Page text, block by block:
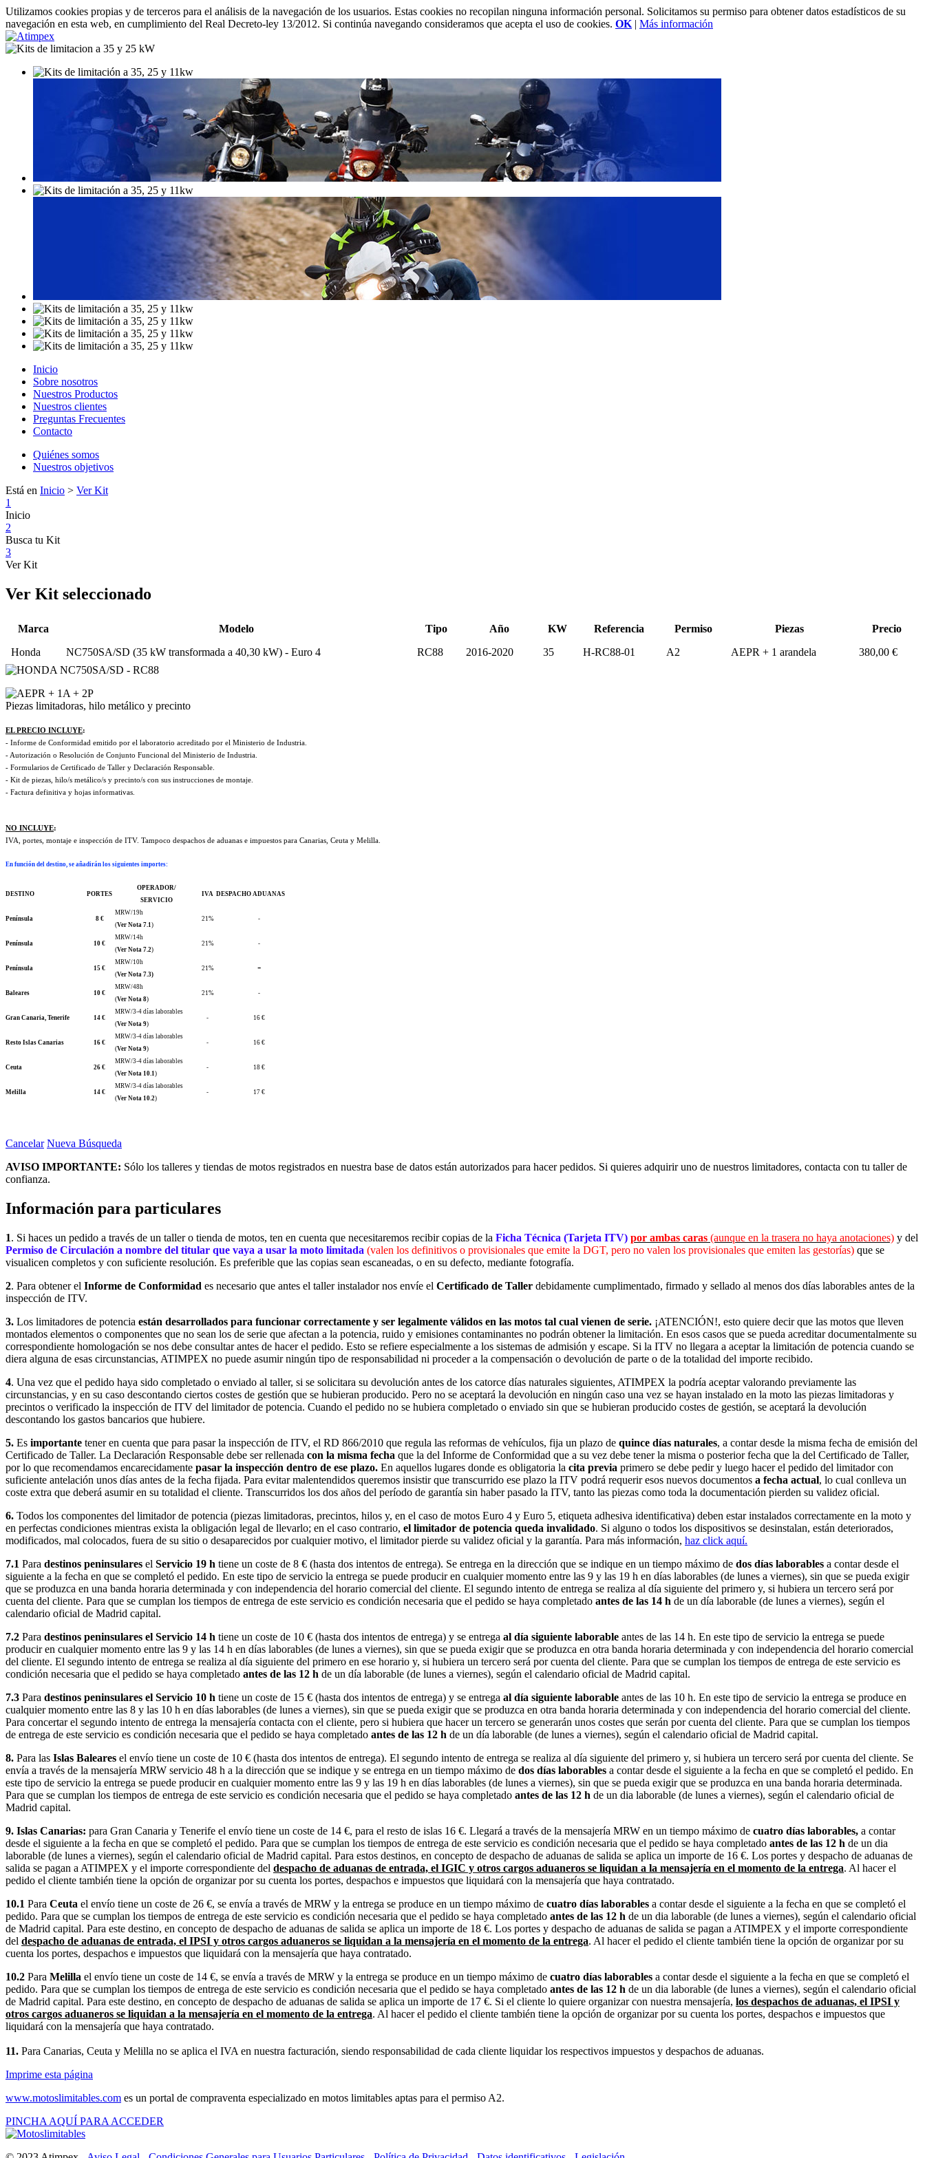
Utilizamos cookies propias y de terceros para el análisis de la navegación de los usuarios. Estas cookies no recopilan ninguna información personal. Solicitamos su permiso para obtener datos estadísticos de su
navegación en esta web, en cumplimiento del Real Decreto-ley 13/2012. Si continúa navegando consideramos que acepta el uso de cookies. OK | Más información
Inicio
Sobre nosotros
Nuestros Productos
Nuestros clientes
Preguntas Frecuentes
Contacto
Quiénes somos
Nuestros objetivos
Está en Inicio > Ver Kit
1
Inicio
2
Busca tu Kit
3
Ver Kit
Ver Kit seleccionado
Marca Modelo Tipo Año KW Referencia Permiso Piezas
Precio
Honda
NC750SA/SD (35 kW transformada a 40,30 kW) - Euro 4 RC88 2016-2020 35 H-RC88-01 A2 AEPR + 1 arandela 380,00 €
Piezas limitadoras, hilo metálico y precinto
EL PRECIO INCLUYE:
- Informe de Conformidad emitido por el laboratorio acreditado por el Ministerio de Industria.
- Autorización o Resolución de Conjunto Funcional del Ministerio de Industria.
- Formularios de Certificado de Taller y Declaración Responsable.
- Kit de piezas, hilo/s metálico/s y precinto/s con sus instrucciones de montaje.
- Factura definitiva y hojas informativas.
NO INCLUYE:
IVA, portes, montaje e inspección de ITV. Tampoco despachos de aduanas e impuestos para Canarias, Ceuta y Melilla.
En función del destino, se añadirán los siguientes importes:
DESTINO PORTES
OPERADOR/
SERVICIO
IVA DESPACHO ADUANAS
Península 8 €
MRW/19h
(Ver Nota 7.1 )
21% -
Península 10 €
MRW/14h
(Ver Nota 7.2)
21% -
Península 15 €
MRW/10h
(Ver Nota 7.3)
21% -
Baleares 10 €
MRW/48h
(Ver Nota 8)
21% -
Gran Canaria, Tenerife 14 €
MRW/3-4 días laborables
(Ver Nota 9)
- 16 €
Resto Islas Canarias 16 €
MRW/3-4 días laborables
(Ver Nota 9)
- 16 €
Ceuta 26 €
MRW/3-4 días laborables
(Ver Nota 10.1 )
- 18 €
Melilla 14 €
MRW/3-4 días laborables
(Ver Nota 10.2)
- 17 €
Cancelar Nueva Búsqueda
AVISO IMPORTANTE: Sólo los talleres y tiendas de motos registrados en nuestra base de datos están autorizados para hacer pedidos. Si quieres adquirir uno de nuestros limitadores, contacta con tu taller de
confianza.
Información para particulares
1. Si haces un pedido a través de un taller o tienda de motos, ten en cuenta que necesitaremos recibir copias de la Ficha Técnica (Tarjeta ITV) por ambas caras (aunque en la trasera no haya anotaciones) y del
Permiso de Circulación a nombre del titular que vaya a usar la moto limitada (valen los definitivos o provisionales que emite la DGT, pero no valen los provisionales que emiten las gestorías) que se
visualicen completos y con suficiente resolución. Es preferible que las copias sean escaneadas, o en su defecto, mediante fotografía.
2. Para obtener el Informe de Conformidad es necesario que antes el taller instalador nos envíe el Certificado de Taller debidamente cumplimentado, firmado y sellado al menos dos días laborables antes de la
inspección de ITV.
3. Los limitadores de potencia están desarrollados para funcionar correctamente y ser legalmente válidos en las motos tal cual vienen de serie. ¡ATENCIÓN!, esto quiere decir que las motos que lleven
montados elementos o componentes que no sean los de serie que afectan a la potencia, ruido y emisiones contaminantes no podrán obtener la limitación. En esos casos que se pueda acreditar documentalmente su
correspondiente homologación se nos debe consultar antes de hacer el pedido. Esto se refiere especialmente a los sistemas de admisión y escape. Si la ITV no llegara a aceptar la limitación de potencia cuando se
diera alguna de esas circunstancias, ATIMPEX no puede asumir ningún tipo de responsabilidad ni proceder a la compensación o devolución de parte o de la totalidad del importe recibido.
4. Una vez que el pedido haya sido completado o enviado al taller, si se solicitara su devolución antes de los catorce días naturales siguientes, ATIMPEX la podría aceptar valorando previamente las
circunstancias, y en su caso descontando ciertos costes de gestión que se hubieran producido. Pero no se aceptará la devolución en ningún caso una vez se hayan instalado en la moto las piezas limitadoras y
precintos o verificado la inspección de ITV del limitador de potencia. Cuando el pedido no se hubiera completado o enviado sin que se hubieran producido costes de gestión, se aceptará la devolución
descontando los gastos bancarios que hubiere.
5. Es importante tener en cuenta que para pasar la inspección de ITV, el RD 866/2010 que regula las reformas de vehículos, fija un plazo de quince días naturales, a contar desde la misma fecha de emisión del
Certificado de Taller. La Declaración Responsable debe ser rellenada con la misma fecha que la del Informe de Conformidad que a su vez debe tener la misma o posterior fecha que la del Certificado de Taller,
por lo que recomendamos encarecidamente pasar la inspección dentro de ese plazo. En aquellos lugares donde es obligatoria la cita previa primero se debe pedir y luego hacer el pedido del limitador con
suficiente antelación unos días antes de la fecha fijada. Para evitar malentendidos queremos insistir que transcurrido ese plazo la ITV podrá requerir esos nuevos documentos a fecha actual, lo cual conlleva un
coste extra que deberá asumir en su totalidad el cliente. Transcurridos los dos años del período de garantía sin haber pasado la ITV, tanto las piezas como toda la documentación pierden su validez oficial.
6. Todos los componentes del limitador de potencia (piezas limitadoras, precintos, hilos y, en el caso de motos Euro 4 y Euro 5, etiqueta adhesiva identificativa) deben estar instalados correctamente en la moto y
en perfectas condiciones mientras exista la obligación legal de llevarlo; en el caso contrario, el limitador de potencia queda invalidado. Si alguno o todos los dispositivos se desinstalan, están deteriorados,
modificados, mal colocados, fuera de su sitio o desaparecidos por cualquier motivo, el limitador pierde su validez oficial y la garantía. Para más información, haz click aquí.
7.1 Para destinos peninsulares el Servicio 19 h tiene un coste de 8 € (hasta dos intentos de entrega). Se entrega en la dirección que se indique en un tiempo máximo de dos días laborables a contar desde el
siguiente a la fecha en que se completó el pedido. En este tipo de servicio la entrega se puede producir en cualquier momento entre las 9 y las 19 h en días laborables (de lunes a viernes), sin que se pueda exigir
que se produzca en una banda horaria determinada y con independencia del horario comercial del cliente. El segundo intento de entrega se realiza al día siguiente del primero y, si hubiera un tercero será por
cuenta del cliente. Para que se cumplan los tiempos de entrega de este servicio es condición necesaria que el pedido se haya completado antes de las 14 h de un día laborable (de lunes a viernes), según el
calendario oficial de Madrid capital.
7.2 Para destinos peninsulares el Servicio 14 h tiene un coste de 10 € (hasta dos intentos de entrega) y se entrega al día siguiente laborable antes de las 14 h. En este tipo de servicio la entrega se puede
producir en cualquier momento entre las 9 y las 14 h en días laborables (de lunes a viernes), sin que se pueda exigir que se produzca en otra banda horaria determinada y con independencia del horario comercial
del cliente. El segundo intento de entrega se realiza al día siguiente del primero en ese horario y, si hubiera un tercero será por cuenta del cliente. Para que se cumplan los tiempos de entrega de este servicio es
condición necesaria que el pedido se haya completado antes de las 12 h de un día laborable (de lunes a viernes), según el calendario oficial de Madrid capital.
7.3 Para destinos peninsulares el Servicio 10 h tiene un coste de 15 € (hasta dos intentos de entrega) y se entrega al día siguiente laborable antes de las 10 h. En este tipo de servicio la entrega se produce en
cualquier momento entre las 8 y las 10 h en días laborables (de lunes a viernes), sin que se pueda exigir que se produzca en otra banda horaria determinada y con independencia del horario comercial del cliente.
Para concertar el segundo intento de entrega la mensajería contacta con el cliente, pero si hubiera que hacer un tercero se generarán unos costes que serán por cuenta del cliente. Para que se cumplan los tiempos
de entrega de este servicio es condición necesaria que el pedido se haya completado antes de las 12 h de un día laborable (de lunes a viernes), según el calendario oficial de Madrid capital.
8. Para las Islas Baleares el envío tiene un coste de 10 € (hasta dos intentos de entrega). El segundo intento de entrega se realiza al día siguiente del primero y, si hubiera un tercero será por cuenta del cliente. Se
envía a través de la mensajería MRW servicio 48 h a la dirección que se indique y se entrega en un tiempo máximo de dos días laborables a contar desde el siguiente a la fecha en que se completó el pedido. En
este tipo de servicio la entrega se puede producir en cualquier momento entre las 9 y las 19 h en días laborables (de lunes a viernes), sin que se pueda exigir que se produzca en una banda horaria determinada.
Para que se cumplan los tiempos de entrega de este servicio es condición necesaria que el pedido se haya completado antes de las 12 h de un dia laborable (de lunes a viernes), según el calendario oficial de
Madrid capital.
9. Islas Canarias: para Gran Canaria y Tenerife el envío tiene un coste de 14 €, para el resto de islas 16 €. Llegará a través de la mensajería MRW en un tiempo máximo de cuatro días laborables, a contar
desde el siguiente a la fecha en que se completó el pedido. Para que se cumplan los tiempos de entrega de este servicio es condición necesaria que el pedido se haya completado antes de las 12 h de un dia
laborable (de lunes a viernes), según el calendario oficial de Madrid capital. Para estos destinos, en concepto de despacho de aduanas de salida se aplica un importe de 16 €. Los portes y despacho de aduanas de
salida se pagan a ATIMPEX y el importe correspondiente del despacho de aduanas de entrada, el IGIC y otros cargos aduaneros se liquidan a la mensajería en el momento de la entrega. Al hacer el
pedido el cliente también tiene la opción de organizar por su cuenta los portes, despachos e impuestos que liquidará con la mensajería que haya contratado.
10.1 Para Ceuta el envío tiene un coste de 26 €, se envía a través de MRW y la entrega se produce en un tiempo máximo de cuatro días laborables a contar desde el siguiente a la fecha en que se completó el
pedido. Para que se cumplan los tiempos de entrega de este servicio es condición necesaria que el pedido se haya completado antes de las 12 h de un dia laborable (de lunes a viernes), según el calendario oficial
de Madrid capital. Para este destino, en concepto de despacho de aduanas de salida se aplica un importe de 18 €. Los portes y despacho de aduanas de salida se pagan a ATIMPEX y el importe correspondiente
del despacho de aduanas de entrada, el IPSI y otros cargos aduaneros se liquidan a la mensajería en el momento de la entrega. Al hacer el pedido el cliente también tiene la opción de organizar por su
cuenta los portes, despachos e impuestos que liquidará con la mensajería que haya contratado.
10.2 Para Melilla el envío tiene un coste de 14 €, se envía a través de MRW y la entrega se produce en un tiempo máximo de cuatro días laborables a contar desde el siguiente a la fecha en que se completó el
pedido. Para que se cumplan los tiempos de entrega de este servicio es condición necesaria que el pedido se haya completado antes de las 12 h de un dia laborable (de lunes a viernes), según el calendario oficial
de Madrid capital. Para este destino, en concepto de despacho de aduanas de salida se aplica un importe de 17 €. Si el cliente lo quiere organizar con nuestra mensajería, los despachos de aduanas, el IPSI y
otros cargos aduaneros se liquidan a la mensajería en el momento de la entrega. Al hacer el pedido el cliente también tiene la opción de organizar por su cuenta los portes, despachos e impuestos que
liquidará con la mensajería que haya contratado.
11. Para Canarias, Ceuta y Melilla no se aplica el IVA en nuestra facturación, siendo responsabilidad de cada cliente liquidar los respectivos impuestos y despachos de aduanas.
Imprime esta página
www.motoslimitables.com es un portal de compraventa especializado en motos limitables aptas para el permiso A2.
PINCHA AQUÍ PARA ACCEDER